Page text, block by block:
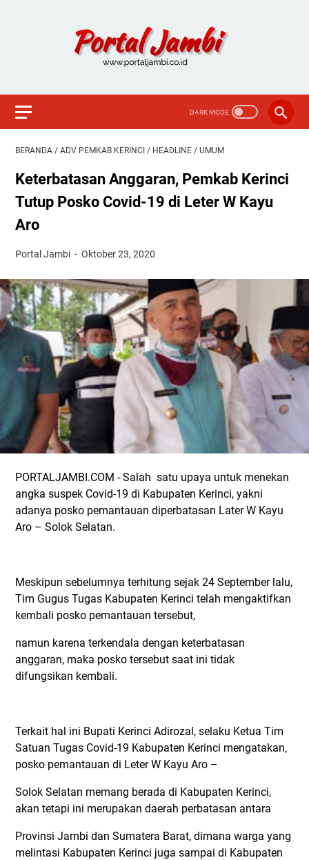
BERANDA / ADV PEMKAB KERINCI / HEADLINE / UMUM
Keterbatasan Anggaran, Pemkab Kerinci
Tutup Posko Covid-19 di Leter W Kayu
Aro
Portal Jambi Oktober 23, 2020
PORTALJAMBI.COM - Salah satu upaya untuk menekan
angka suspek Covid-19 di Kabupaten Kerinci, yakni
adanya posko pemantauan diperbatasan Later W Kayu
Aro – Solok Selatan.
Meskipun sebelumnya terhitung sejak 24 September lalu,
Tim Gugus Tugas Kabupaten Kerinci telah mengaktifkan
kembali posko pemantauan tersebut,
namun karena terkendala dengan keterbatasan
anggaran, maka posko tersebut saat ini tidak
difungsikan kembali.
Terkait hal ini Bupati Kerinci Adirozal, selaku Ketua Tim
Satuan Tugas Covid-19 Kabupaten Kerinci mengatakan,
posko pemantauan di Leter W Kayu Aro –
Solok Selatan memang berada di Kabupaten Kerinci,
akan tetapi ini merupakan daerah perbatasan antara
Provinsi Jambi dan Sumatera Barat, dimana warga yang
melintasi Kabupaten Kerinci juga sampai di Kabupaten